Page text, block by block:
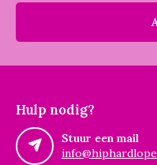
Hulp nodig?
Stuur een mail